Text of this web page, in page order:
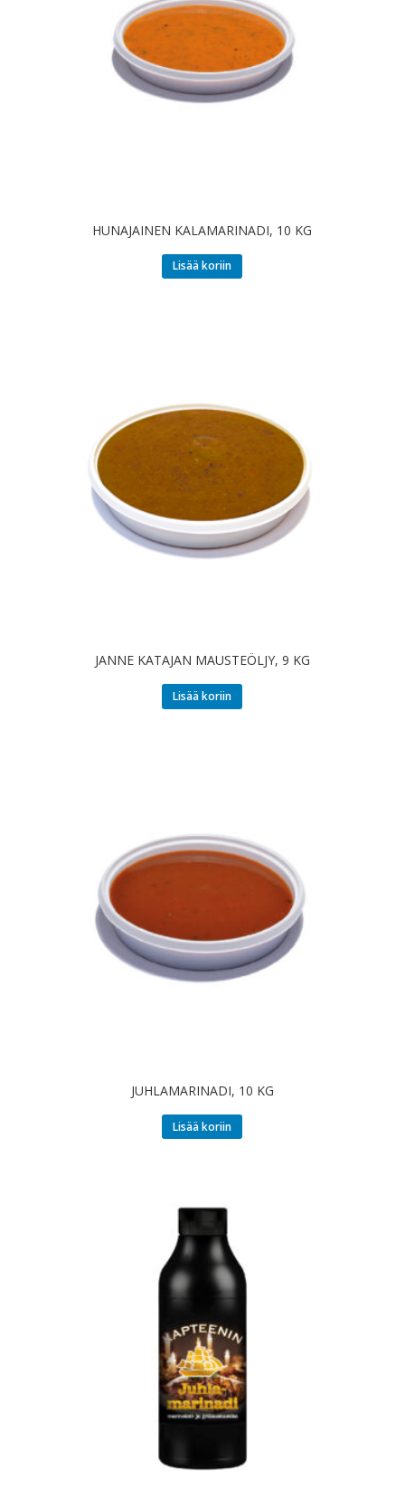
HUNAJAINEN KALAMARINADI, 10 KG
Lisää koriin
JANNE KATAJAN MAUSTEÖLJY, 9 KG
Lisää koriin
JUHLAMARINADI, 10 KG
Lisää koriin